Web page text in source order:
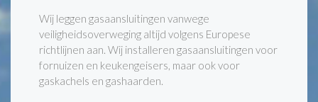
Wij leggen gasaansluitingen vanwege
veiligheidsoverweging altijd volgens Europese
richtlijnen aan. Wij installeren gasaansluitingen voor
fornuizen en keukengeisers, maar ook voor
gaskachels en gashaarden.